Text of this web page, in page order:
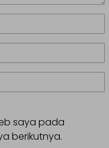
saya pada
berikutnya.